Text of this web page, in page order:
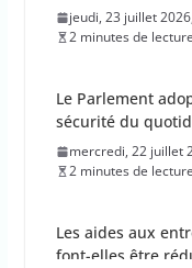
jeudi, 23 juillet
2 minutes de lecture
Le Parlement
sécurité du
mercredi, 22 juillet
2 minutes de lecture
Les aides aux
font-elles être